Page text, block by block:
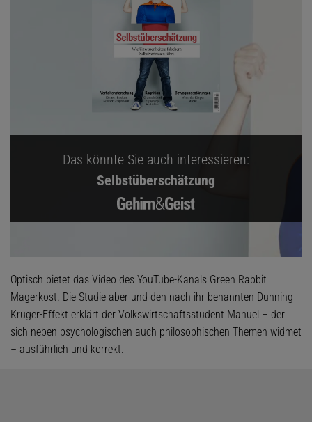
Das könnte Sie auch interessieren:
Selbstüberschätzung
Optisch bietet das Video des YouTube-Kanals Green Rabbit
Magerkost. Die Studie aber und den nach ihr benannten Dunning-
Kruger-Effekt erklärt der Volkswirtschaftsstudent Manuel – der
sich neben psychologischen auch philosophischen Themen widmet
– ausführlich und korrekt.